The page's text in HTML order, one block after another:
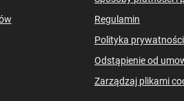
Regulamin
Polityka prywatności
Odstąpienie od
Zarządzaj plikami